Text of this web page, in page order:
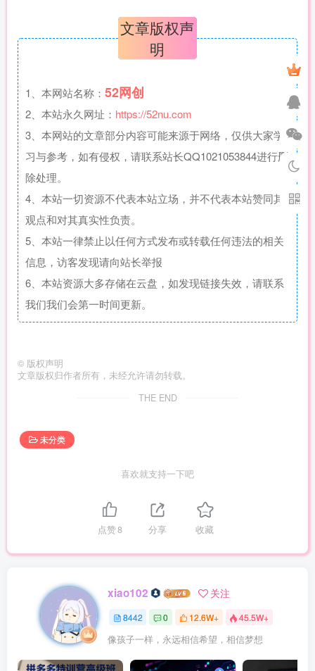
文章版权声
明
1、本网站名称： 52网创
2、本站永久网址： https://52nu.com
3、本网站的文章部分内容可能来源于网络，仅供大家学
习与参考，如有侵权，请联系站长QQ1021053844进行删
除处理。
4、本站一切资源不代表本站立场，并不代表本站赞同其
观点和对其真实性负责。
5、本站一律禁止以任何方式发布或转载任何违法的相关
信息，访客发现请向站长举报
6、本站资源大多存储在云盘，如发现链接失效，请联系
我们我们会第一时间更新。
© 版权声明
文章版权归作者所有，未经允许请勿转载。
THE END
未分类
喜欢就支持一下吧
点赞8 分享 收藏
xiao102 关注
8442 0 12.6W+ 45.5W+
像孩子一样，永远相信希望，相信梦想